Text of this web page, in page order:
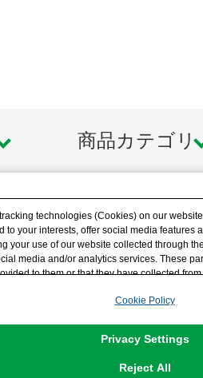
商品カテゴリ
technologies (Cookies) on our
to your interests, offer social media features
your use of our website collected through
media and/or analytics services. These
to them or that they have collected
for Strictly Necessary Cookies, please
Cookie Policy
Privacy Settings
Reject All